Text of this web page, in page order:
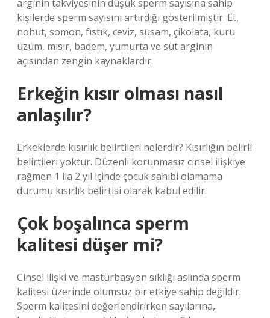
arginin takviyesinin düşük sperm sayısına sahip
kişilerde sperm sayısını artırdığı gösterilmiştir. Et,
nohut, somon, fıstık, ceviz, susam, çikolata, kuru
üzüm, mısır, badem, yumurta ve süt arginin
açısından zengin kaynaklardır.
Erkeğin kısır olması nasıl
anlaşılır?
Erkeklerde kısırlık belirtileri nelerdir? Kısırlığın belirli
belirtileri yoktur. Düzenli korunmasız cinsel ilişkiye
rağmen 1 ila 2 yıl içinde çocuk sahibi olamama
durumu kısırlık belirtisi olarak kabul edilir.
Çok boşalınca sperm
kalitesi düşer mi?
Cinsel ilişki ve mastürbasyon sıklığı aslında sperm
kalitesi üzerinde olumsuz bir etkiye sahip değildir.
Sperm kalitesini değerlendirirken sayılarına,